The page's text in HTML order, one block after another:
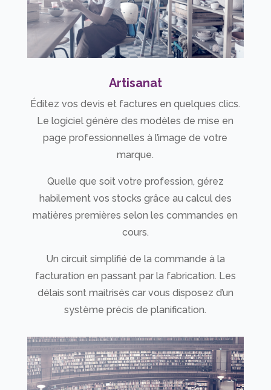
Artisanat
Éditez vos devis et factures en quelques clics.
Le logiciel génère des modèles de mise en
page professionnelles à l’image de votre
marque.
Quelle que soit votre profession, gérez
habilement vos stocks grâce au calcul des
matières premières selon les commandes en
cours.
Un circuit simplifié de la commande à la
facturation en passant par la fabrication. Les
délais sont maitrisés car vous disposez d’un
système précis de planification.